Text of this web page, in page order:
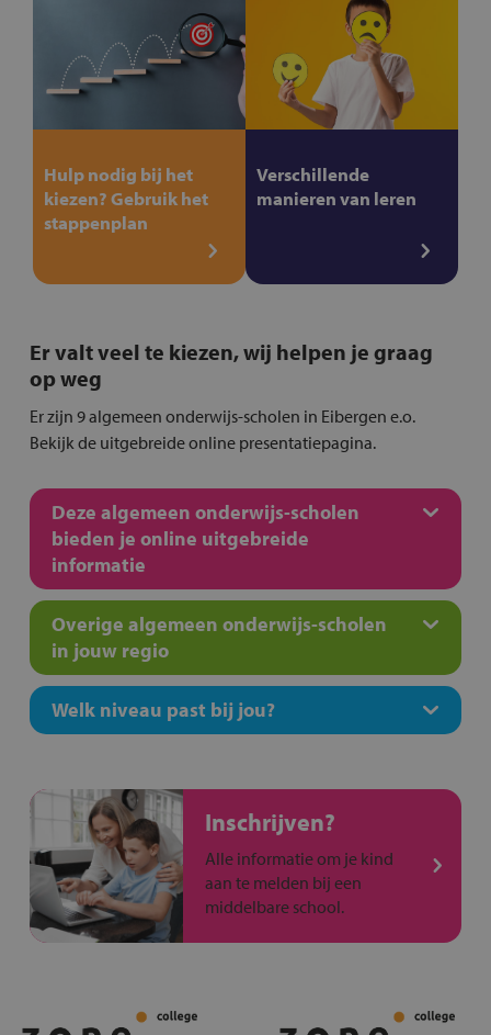
Hulp nodig bij het
kiezen? Gebruik het
stappenplan
Verschillende
manieren van leren
Er valt veel te kiezen, wij helpen je graag
op weg
Er zijn 9 algemeen onderwijs-scholen in Eibergen e.o.
Bekijk de uitgebreide online presentatiepagina.
Deze algemeen onderwijs-scholen
bieden je online uitgebreide
informatie
Overige algemeen onderwijs-scholen
in jouw regio
Welk niveau past bij jou?
Inschrijven?
Alle informatie om je kind
aan te melden bij een
middelbare school.